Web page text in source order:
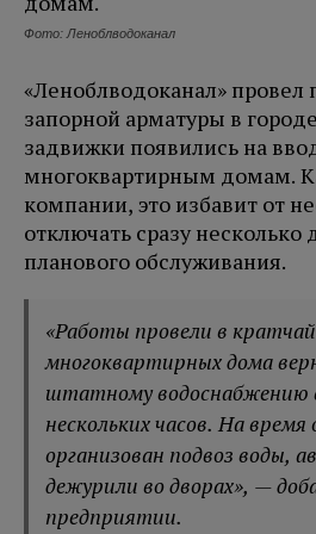
Фото: Леноблводоканал
«Леноблводоканал»
запорной арматуры в
задвижки появились на
многоквартирным домам.
компании, это избавит от
отключать сразу
планового обслуживания.
«Работы провели в
многоквартирных дома
штатному водоснабжению
нескольких часов. На
организован подвоз воды,
дежурили во дворах», —
предприятии.